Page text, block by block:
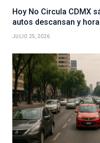
Hoy No Circula CDMX
autos descansan y
JULIO 25, 2026